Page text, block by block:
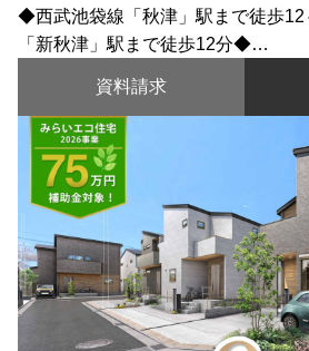
◆西武池袋線「秋津」駅まで徒歩
「新秋津」駅まで徒歩12分◆…
資料請求